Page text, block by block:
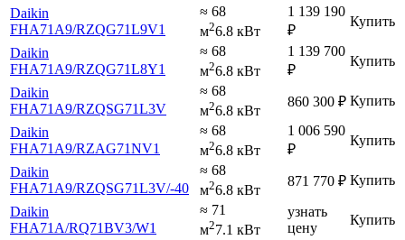
Daikin
FHA71A9/RZQG71L9V1
≈ 68
м26.8 кВт
1 139 190
₽
Купить
Daikin
FHA71A9/RZQG71L8Y1
≈ 68
м26.8 кВт
1 139 700
₽
Купить
Daikin
FHA71A9/RZQSG71L3V
≈ 68
м26.8 кВт
860 300 ₽ Купить
Daikin
FHA71A9/RZAG71NV1
≈ 68
м26.8 кВт
1 006 590
₽
Купить
Daikin
FHA71A9/RZQSG71L3V/-40
≈ 68
м26.8 кВт
871 770 ₽ Купить
Daikin
FHA71A/RQ71BV3/W1
≈ 71
м27.1 кВт
узнать
цену
Купить